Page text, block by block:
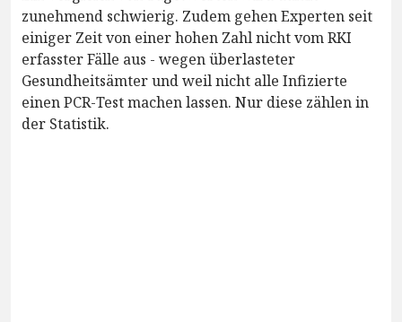
zunehmend schwierig. Zudem gehen Experten seit
einiger Zeit von einer hohen Zahl nicht vom RKI
erfasster Fälle aus - wegen überlasteter
Gesundheitsämter und weil nicht alle Infizierte
einen PCR-Test machen lassen. Nur diese zählen in
der Statistik.